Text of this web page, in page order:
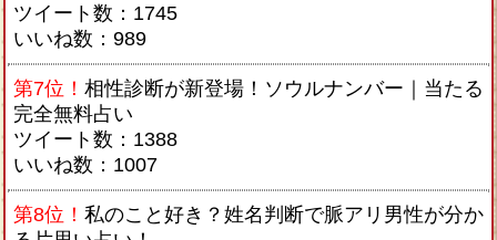
ツイート数：1745
いいね数：989
第7位！ 相性診断が新登場！ソウルナンバー｜当たる
完全無料占い
ツイート数：1388
いいね数：1007
第8位！ 私のこと好き？姓名判断で脈アリ男性が分か